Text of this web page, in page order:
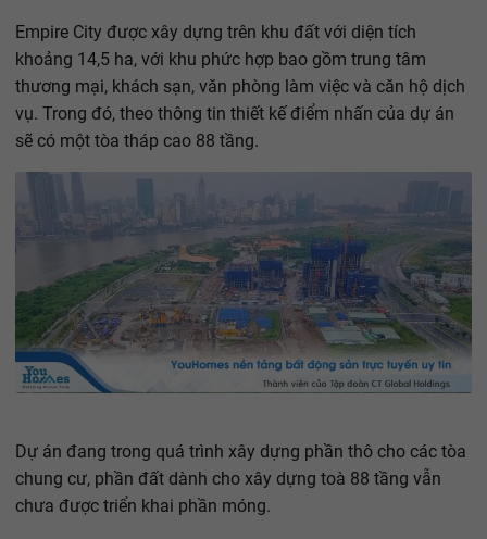
Empire City được xây dựng trên khu đất với diện tích
khoảng 14,5 ha, với khu phức hợp bao gồm trung tâm
thương mại, khách sạn, văn phòng làm việc và căn hộ dịch
vụ. Trong đó, theo thông tin thiết kế điểm nhấn của dự án
sẽ có một tòa tháp cao 88 tầng.
Dự án đang trong quá trình xây dựng phần thô cho các tòa
chung cư, phần đất dành cho xây dựng toà 88 tầng vẫn
chưa được triển khai phần móng.